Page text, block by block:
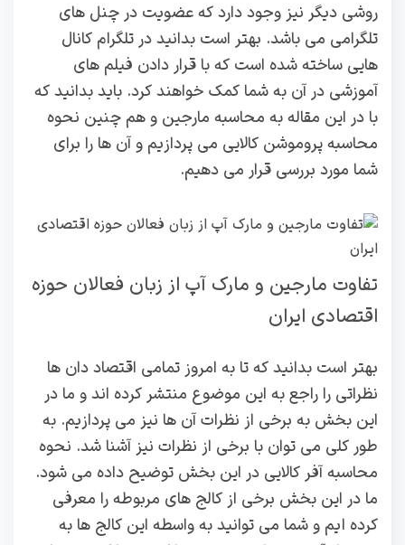
روشی دیگر نیز وجود دارد که عضویت در چنل های
تلگرامی می باشد. بهتر است بدانید در تلگرام کانال
هایی ساخته شده است که با قرار دادن فیلم های
آموزشی در آن به شما کمک خواهند کرد. باید بدانید که
با در این مقاله به محاسبه مارجین و هم چنین نحوه
محاسبه پروموشن کالایی می پردازیم و آن ها را برای
شما مورد بررسی قرار می دهیم.
تفاوت مارجین و مارک آپ از زبان فعالان حوزه
اقتصادی ایران
بهتر است بدانید که تا به امروز تمامی اقتصاد دان ها
نظراتی را راجع به این موضوع منتشر کرده اند و ما در
این بخش به برخی از نظرات آن ها نیز می پردازیم. به
طور کلی می توان با برخی از نظرات نیز آشنا شد. نحوه
محاسبه آفر کالایی در این بخش توضیح داده می شود.
ما در این بخش برخی از کالج های مربوطه را معرفی
کرده ایم و شما می توانید به واسطه این کالج ها به